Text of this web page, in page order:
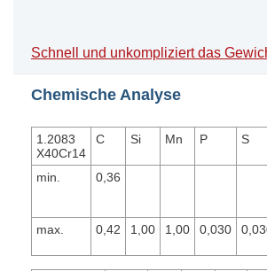
Schnell und unkompliziert das
Chemische Analyse
1.2083
X40Cr14
C Si Mn P S
min. 0,36
max. 0,42 1,00 1,00 0,030